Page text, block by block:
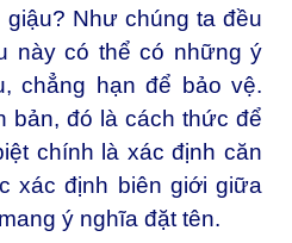
Như chúng ta đều
này có thể có những ý
chẳng hạn để bảo vệ.
bản, đó là cách thức để
chính là xác định căn
xác định biên giới giữa
ý nghĩa đặt tên.